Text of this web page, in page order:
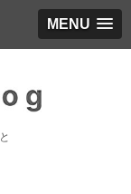
MENU